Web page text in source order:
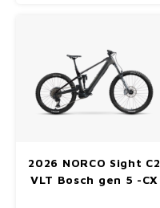
capacité, le tout d
2026 NORCO Sight C2
VLT Bosch gen 5 -CX